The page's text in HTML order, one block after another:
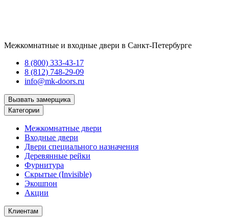
Межкомнатные и входные двери в Санкт-Петербурге
8 (800) 333-43-17
8 (812) 748-29-09
info@mk-doors.ru
Вызвать замерщика
Категории
Межкомнатные двери
Входные двери
Двери специального назначения
Деревянные рейки
Фурнитура
Скрытые (Invisible)
Экошпон
Акции
Клиентам